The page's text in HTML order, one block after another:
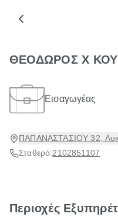
ΘΕΟΔΩΡΟΣ Χ
Εισαγωγέας
ΠΑΠΑΝΑΣΤΑΣΙΟΥ 32,
Σταθερό:2102851107
Περιοχές